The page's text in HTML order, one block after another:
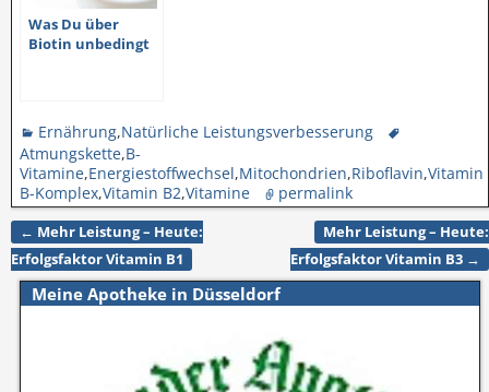
Was Du über
Biotin unbedingt
Ernährung,Natürliche Leistungsverbesserung
Atmungskette,B-
Vitamine,Energiestoffwechsel,Mitochondrien,Riboflavin,Vitamin
B-Komplex,Vitamin B2,Vitamine permalink
Artikelnavigation
← Mehr Leistung – Heute:
Erfolgsfaktor Vitamin B1
Mehr Leistung – Heute:
Erfolgsfaktor Vitamin B3 →
Meine Apotheke in Düsseldorf